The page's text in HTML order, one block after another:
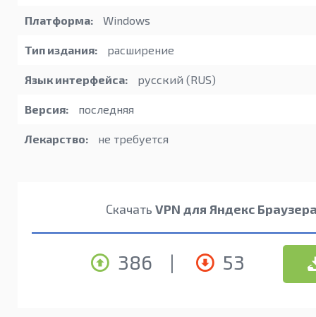
Платформа: Windows
Тип издания: расширение
Язык интерфейса: русский (RUS)
Версия: последняя
Лекарство: не требуется
Скачать VPN для Яндекс
386 | 53